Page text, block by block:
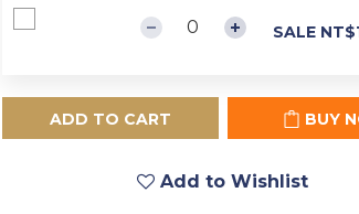
SALE
ADD TO CART BUY
Add to Wishlist